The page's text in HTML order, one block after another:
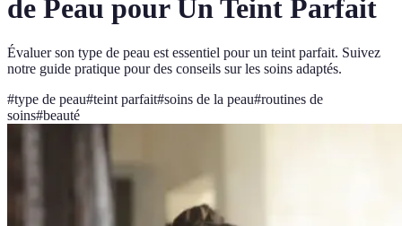
de Peau pour Un Teint Parfait
Évaluer son type de peau est essentiel pour un teint parfait. Suivez
notre guide pratique pour des conseils sur les soins adaptés.
#type de peau#teint parfait#soins de la peau#routines de
soins#beauté